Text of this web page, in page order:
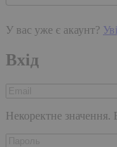
У вас уже є акаунт?
Вхід
Некоректне значення.